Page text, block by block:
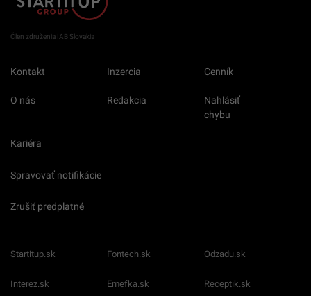
Člen združenia IAB Slovakia
Kontakt Inzercia Cenník
O nás Redakcia
Nahlásiť
chybu
Kariéra
Spravovať notifikácie
Zrušiť predplatné
Startitup.sk Fontech.sk Odzadu.sk
Interez.sk Emefka.sk Receptik.sk